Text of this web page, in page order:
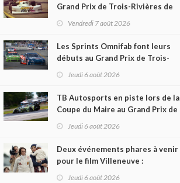
Grand Prix de Trois-Rivières de
1976
Vendredi 7 août 2026
Les Sprints Omnifab font leurs
débuts au Grand Prix de Trois-
Rivières avec un format inspiré
Jeudi 6 août 2026
TB Autosports en piste lors de la
Coupe du Maire au Grand Prix de
Trois-Rivières
Jeudi 6 août 2026
Deux événements phares à venir
pour le film Villeneuve :
L'ascension d'une légende (+
Jeudi 6 août 2026